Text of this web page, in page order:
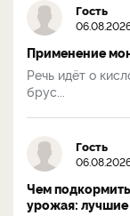
Гость
Применение
Речь идёт о
брус...
Гость
Чем
урожая: лучшие